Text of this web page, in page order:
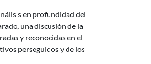
en profundidad del
una discusión de la
y reconocidas en el
perseguidos y de los